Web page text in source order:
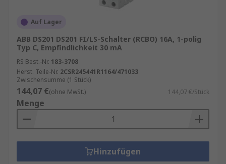
Auf Lager
ABB DS201 DS201 FI/LS-Schalter (RCBO) 16A, 1-polig
Typ C, Empfindlichkeit 30 mA
RS Best.-Nr. 183-3708
Herst. Teile-Nr. 2CSR245441R1164/471033
Zwischensumme (1 Stück)
144,07 €(ohne MwSt.) 144,07 €/Stück
Menge
Hinzufügen